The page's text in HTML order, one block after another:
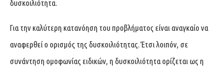
δυσκοιλιότητα.
Για την καλύτερη κατανόηση του προβλήματος είναι αναγκαίο να
αναφερθεί ο ορισμός της δυσκοιλιότητας. Έτσι λοιπόν, σε
συνάντηση ομοφωνίας ειδικών, η δυσκοιλιότητα ορίζεται ως η